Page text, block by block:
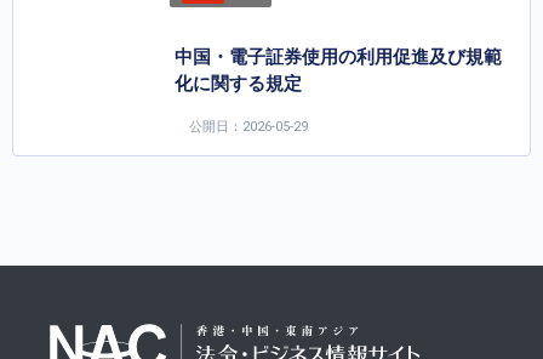
中国・電子証券使用の利用促進及び規範
化に関する規定
公開日：2026-05-29